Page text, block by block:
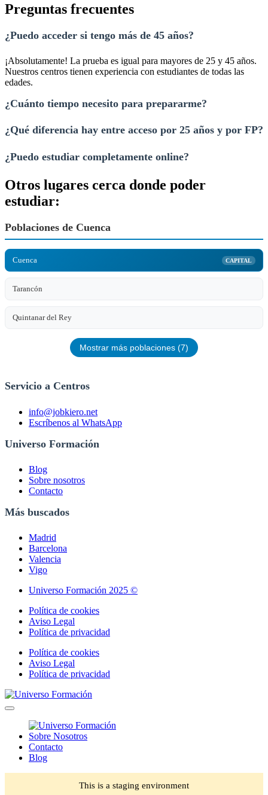
Preguntas frecuentes
¿Puedo acceder si tengo más de 45 años?
¡Absolutamente! La prueba es igual para mayores de 25 y 45 años.
Nuestros centros tienen experiencia con estudiantes de todas las
edades.
¿Cuánto tiempo necesito para prepararme?
¿Qué diferencia hay entre acceso por 25 años y por FP?
¿Puedo estudiar completamente online?
Otros lugares cerca donde poder
estudiar:
Poblaciones de Cuenca
Cuenca CAPITAL
Tarancón
Quintanar del Rey
Mostrar más poblaciones (7)
Servicio a Centros
info@jobkiero.net
Escríbenos al WhatsApp
Universo Formación
Blog
Sobre nosotros
Contacto
Más buscados
Madrid
Barcelona
Valencia
Vigo
Universo Formación 2025 ©
Política de cookies
Aviso Legal
Política de privacidad
Política de cookies
Aviso Legal
Política de privacidad
Sobre Nosotros
Contacto
Blog
This is a staging environment